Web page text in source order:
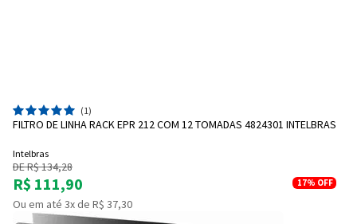
(1)
FILTRO DE LINHA RACK EPR 212 COM 12 TOMADAS 4824301 INTELBRAS
Intelbras
DE R$ 134,28
R$ 111,90 17% OFF
Ou em até 3x de R$ 37,30